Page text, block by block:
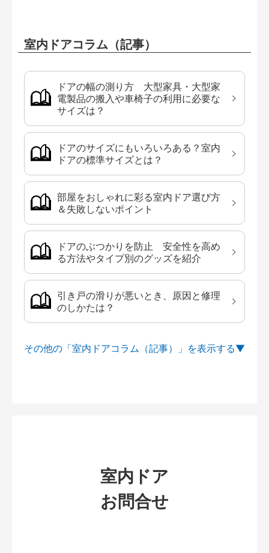
室内ドアコラム（記事）
ドアの幅の測り方 大型家具・大型家
電製品の搬入や車椅子の利用に必要な
サイズは？
ドアのサイズにもいろいろある？室内
ドアの標準サイズとは？
部屋をおしゃれに彩る室内ドア選び方
＆失敗しないポイント
ドアのぶつかりを防止 安全性を高め
る方法やタイプ別のグッズを紹介
引き戸の滑りが悪いとき、原因と修理
のしかたは？
その他の「室内ドアコラム（記事）」を
室内ドア
お問合せ